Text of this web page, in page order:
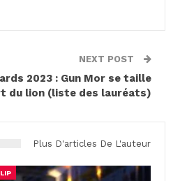
NEXT POST
2023 : Gun Mor se taille
du lion (liste des lauréats)
Plus D'articles De L'auteur